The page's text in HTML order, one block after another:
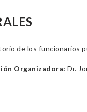
de los funcionarios
Organizadora: Dr.